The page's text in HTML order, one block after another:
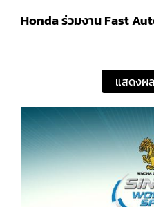
Honda ร่วมงาน Fast
แสดงผ